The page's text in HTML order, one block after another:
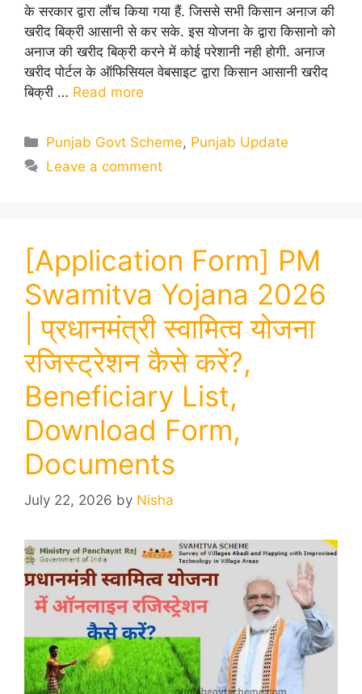
के सरकार द्वारा लौंच किया गया हैं. जिससे सभी किसान अनाज की
खरीद बिक्री आसानी से कर सके. इस योजना के द्वारा किसानो को
अनाज की खरीद बिक्री करने में कोई परेशानी नही होगी. अनाज
खरीद पोर्टल के ऑफिसियल वेबसाइट द्वारा किसान आसानी खरीद
बिक्री … Read more
Categories
Punjab Govt Scheme, Punjab Update
Leave a comment
[Application Form] PM
Swamitva Yojana 2026
| प्रधानमंत्री स्वामित्व योजना
रजिस्ट्रेशन कैसे करें?,
Beneficiary List,
Download Form,
Documents
July 22, 2026 by Nisha